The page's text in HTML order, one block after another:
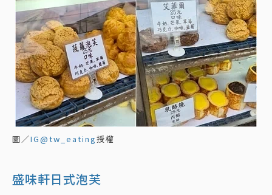
圖／IG@tw_eating授權
盛味軒日式泡芙